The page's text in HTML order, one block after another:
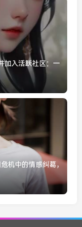
入活跃社区：一
机中的情感纠葛，